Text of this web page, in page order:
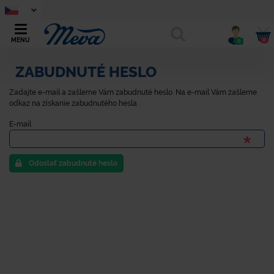
MENU 0 0
ZABUDNUTÉ HESLO
Zadajte e-mail a zašleme Vám zabudnuté heslo. Na e-mail Vám zašleme
odkaz na získanie zabudnutého hesla .
E-mail
Odoslať zabudnuté heslo